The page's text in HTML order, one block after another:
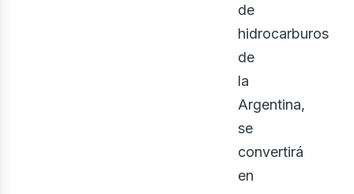
de
hidrocarburos
de
la
Argentina,
se
convertirá
en